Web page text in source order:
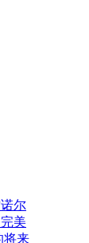
尔
美
将来